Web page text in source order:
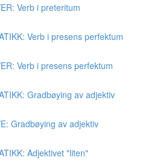
Verb i preteritum
Verb i presens perfektum
Verb i presens perfektum
Gradbøying av adjektiv
Gradbøying av adjektiv
Adjektivet "liten"